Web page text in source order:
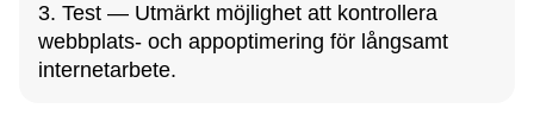
3. Test — Utmärkt möjlighet att kontrollera
webbplats- och appoptimering för långsamt
internetarbete.